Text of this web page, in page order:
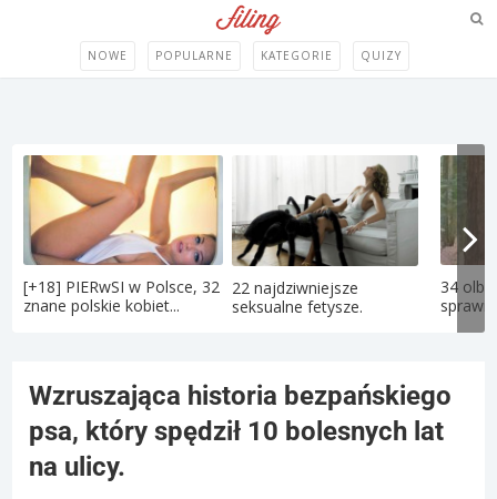
NOWE POPULARNE KATEGORIE QUIZY
[+18] PIERwSI w Polsce, 32
znane polskie kobiet...
22 najdziwniejsze
seksualne fetysze.
34
Wzruszająca historia bezpańskiego
psa, który spędził 10 bolesnych lat
na ulicy.